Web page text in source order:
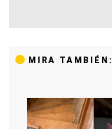
MIRA TAMBIÉN: